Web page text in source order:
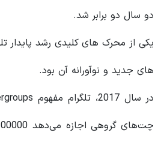
دو سال دو برابر شد.
یکی از محرک های کلیدی رشد پایدار
های جدید و نوآورانه آن بود.